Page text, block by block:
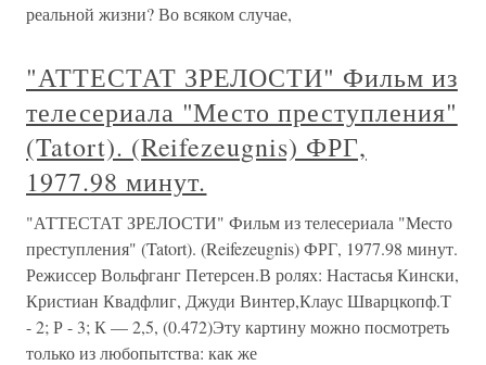
реальной жизни? Во всяком случае,
"АТТЕСТАТ ЗРЕЛОСТИ" Фильм из
телесериала "Место преступления"
(Tatort). (Reifezeugnis) ФРГ,
1977.98 минут.
"АТТЕСТАТ ЗРЕЛОСТИ" Фильм из телесериала "Место
преступления" (Tatort). (Reifezeugnis) ФРГ, 1977.98 минут.
Режиссер Вольфганг Петерсен.В ролях: Настасья Кински,
Кристиан Квадфлиг, Джуди Винтер,Клаус Шварцкопф.Т
- 2; Р - 3; К — 2,5, (0.472)Эту картину можно посмотреть
только из любопытства: как же